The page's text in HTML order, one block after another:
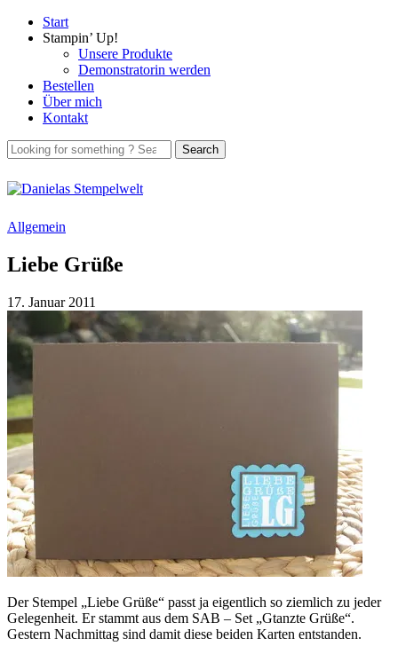
Start
Stampin’ Up!
Unsere Produkte
Demonstratorin werden
Bestellen
Über mich
Kontakt
Allgemein
Liebe Grüße
17. Januar 2011
Der Stempel „Liebe Grüße“ passt ja eigentlich so ziemlich zu jeder
Gelegenheit. Er stammt aus dem SAB – Set „Gtanzte Grüße“.
Gestern Nachmittag sind damit diese beiden Karten entstanden.